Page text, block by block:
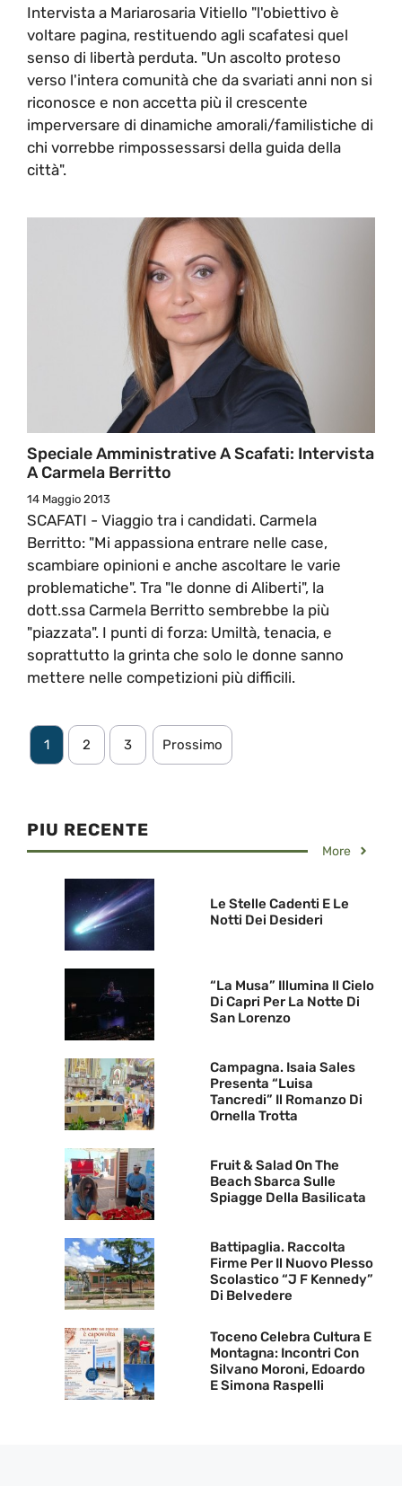
Intervista a Mariarosaria Vitiello "l'obiettivo è
voltare pagina, restituendo agli scafatesi quel
senso di libertà perduta. "Un ascolto proteso
verso l'intera comunità che da svariati anni non si
riconosce e non accetta più il crescente
imperversare di dinamiche amorali/familistiche di
chi vorrebbe rimpossessarsi della guida della
città".
Speciale Amministrative A Scafati: Intervista
A Carmela Berritto
14 Maggio 2013
SCAFATI - Viaggio tra i candidati. Carmela
Berritto: "Mi appassiona entrare nelle case,
scambiare opinioni e anche ascoltare le varie
problematiche". Tra "le donne di Aliberti", la
dott.ssa Carmela Berritto sembrebbe la più
"piazzata". I punti di forza: Umiltà, tenacia, e
soprattutto la grinta che solo le donne sanno
mettere nelle competizioni più difficili.
1 2 3 Prossimo
PIU RECENTE
More
Le Stelle Cadenti E Le
Notti Dei Desideri
“La Musa” Illumina Il Cielo
Di Capri Per La Notte Di
San Lorenzo
Campagna. Isaia Sales
Presenta “Luisa
Tancredi” Il Romanzo Di
Ornella Trotta
Fruit & Salad On The
Beach Sbarca Sulle
Spiagge Della Basilicata
Battipaglia. Raccolta
Firme Per Il Nuovo Plesso
Scolastico “J F Kennedy”
Di Belvedere
Toceno Celebra Cultura E
Montagna: Incontri Con
Silvano Moroni, Edoardo
E Simona Raspelli